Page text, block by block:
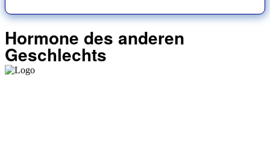
Hormone des anderen
Geschlechts